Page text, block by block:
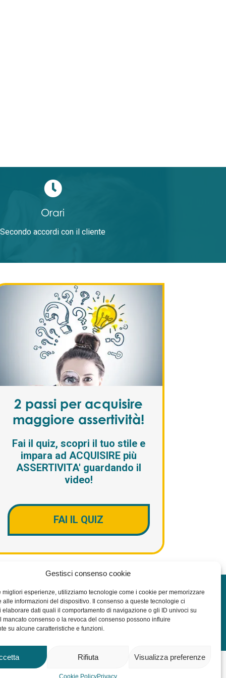
Gestisci consenso cookie
migliori esperienze, utilizziamo tecnologie come i cookie per memorizzare
alle informazioni del dispositivo. Il consenso a queste tecnologie ci
elaborare dati quali il comportamento di navigazione o gli ID univoci su
mancato consenso o la revoca del consenso possono influire
su alcune caratteristiche e funzioni.
Rifiuta Visualizza preferenze
Cookie PolicyPrivacy
Orari
Secondo accordi con il cliente
2 passi per acquisire
maggiore assertività!
Fai il quiz, scopri il tuo stile e
impara ad ACQUISIRE più
ASSERTIVITA' guardando il
video!
FAI IL QUIZ